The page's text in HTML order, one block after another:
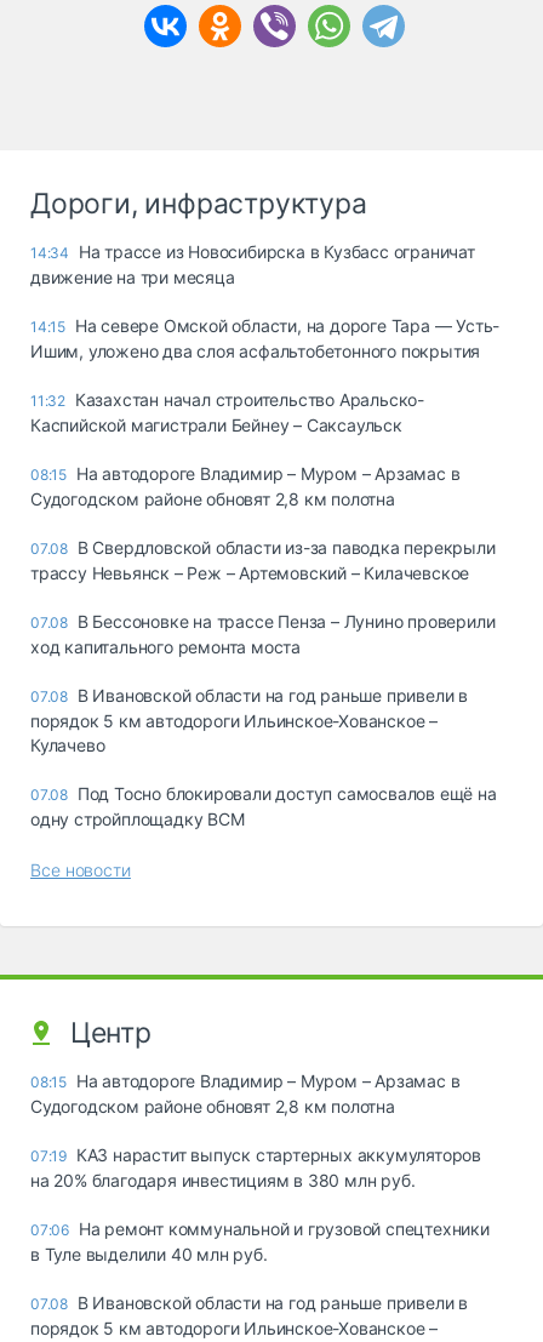
Дороги, инфраструктура
14:34
На трассе из Новосибирска в Кузбасс ограничат
движение на три месяца
14:15 На севере Омской области, на дороге Тара — Усть-
Ишим, уложено два слоя асфальтобетонного покрытия
11:32 Казахстан начал строительство Аральско-
Каспийской магистрали Бейнеу – Саксаульск
08:15 На автодороге Владимир – Муром – Арзамас в
Судогодском районе обновят 2,8 км полотна
07.08 В Свердловской области из-за паводка перекрыли
трассу Невьянск – Реж – Артемовский – Килачевское
07.08 В Бессоновке на трассе Пенза – Лунино проверили
ход капитального ремонта моста
07.08 В Ивановской области на год раньше привели в
порядок 5 км автодороги Ильинское-Хованское –
Кулачево
07.08 Под Тосно блокировали доступ самосвалов ещё на
одну стройплощадку ВСМ
Все новости
Центр
08:15 На автодороге Владимир – Муром – Арзамас в
Судогодском районе обновят 2,8 км полотна
07:19 КАЗ нарастит выпуск стартерных аккумуляторов
на 20% благодаря инвестициям в 380 млн руб.
07:06 На ремонт коммунальной и грузовой спецтехники
в Туле выделили 40 млн руб.
07.08 В Ивановской области на год раньше привели в
порядок 5 км автодороги Ильинское-Хованское –